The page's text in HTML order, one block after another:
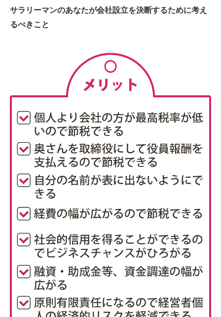
サラリーマンのあなたが会社設立を決断するために考え
るべきこと